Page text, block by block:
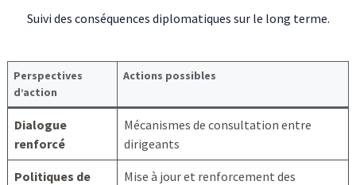
Suivi des conséquences diplomatiques sur le long terme.
Perspectives
d’action
Actions possibles
Dialogue
renforcé
Mécanismes de consultation entre
dirigeants
Politiques de
Mise à jour et renforcement des